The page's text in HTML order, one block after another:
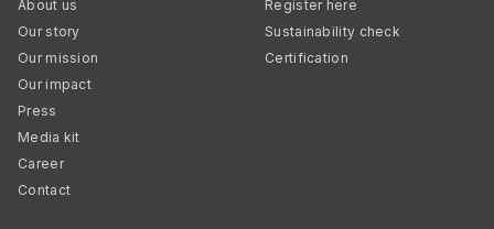
About us
Our story
Our mission
Our impact
Press
Media kit
Career
Contact
Register here
Sustainability check
Certification